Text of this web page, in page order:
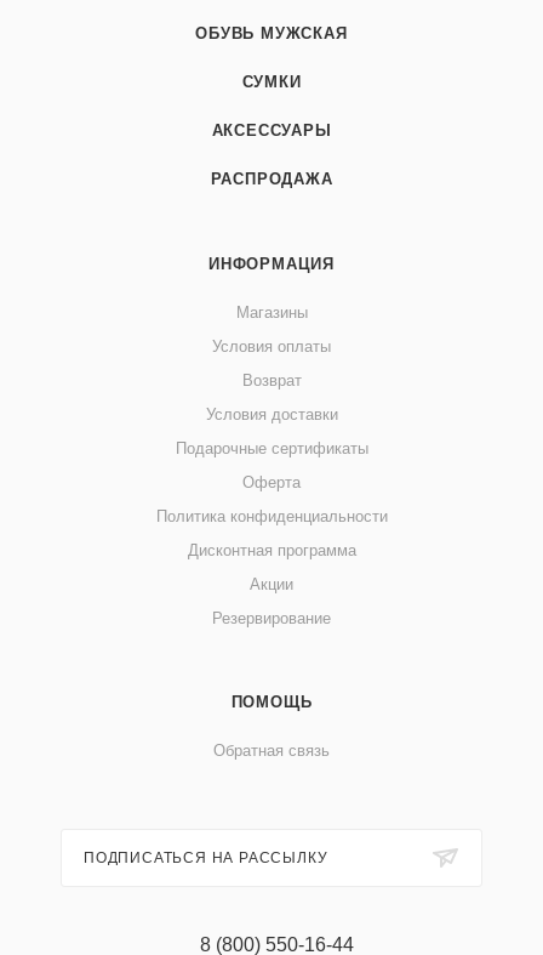
ОБУВЬ МУЖСКАЯ
СУМКИ
АКСЕССУАРЫ
РАСПРОДАЖА
ИНФОРМАЦИЯ
Магазины
Условия оплаты
Возврат
Условия доставки
Подарочные сертификаты
Оферта
Политика конфиденциальности
Дисконтная программа
Акции
Резервирование
ПОМОЩЬ
Обратная связь
ПОДПИСАТЬСЯ НА РАССЫЛКУ
8 (800) 550-16-44